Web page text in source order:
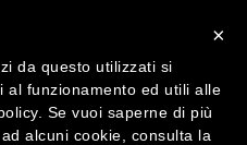
×
da questo utilizzati si
al funzionamento ed utili alle
Se vuoi saperne di più
alcuni cookie, consulta la